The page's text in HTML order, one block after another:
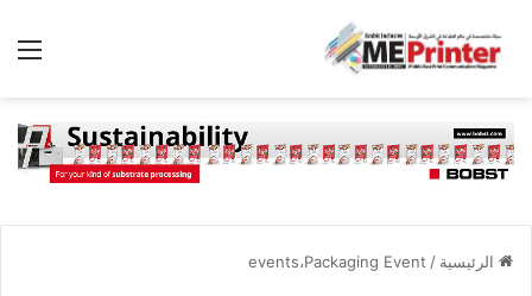
الرئيسية / events،Packaging Event